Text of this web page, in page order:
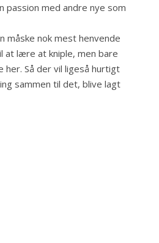
passion med andre nye som
måske nok mest henvende
at lære at kniple, men bare
her. Så der vil ligeså hurtigt
sammen til det, blive lagt